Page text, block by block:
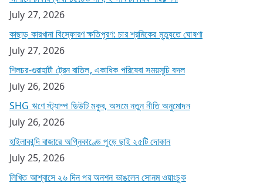
July 27, 2026
কাছাড় কারখানা বিস্ফোরণ ক্ষতিপূরণ: চার শ্রমিকের মৃত্যুতে ঘোষণা
July 27, 2026
শিলচর-গুৱাহাটী ট্রেন বাতিল, একাধিক পরিষেবা সময়সূচি বদল
July 26, 2026
SHG ঋণে স্ট্যাম্প ডিউটি মকুব, অসমে নতুন নীতি অনুমোদন
July 26, 2026
হাইলাকান্দি বাজারে অগ্নিকাণ্ডে পুড়ে ছাই ২৫টি দোকান
July 25, 2026
লিখিত আশ্বাসে ২৬ দিন পর অনশন ভাঙলেন সোনম ওয়াংচুক